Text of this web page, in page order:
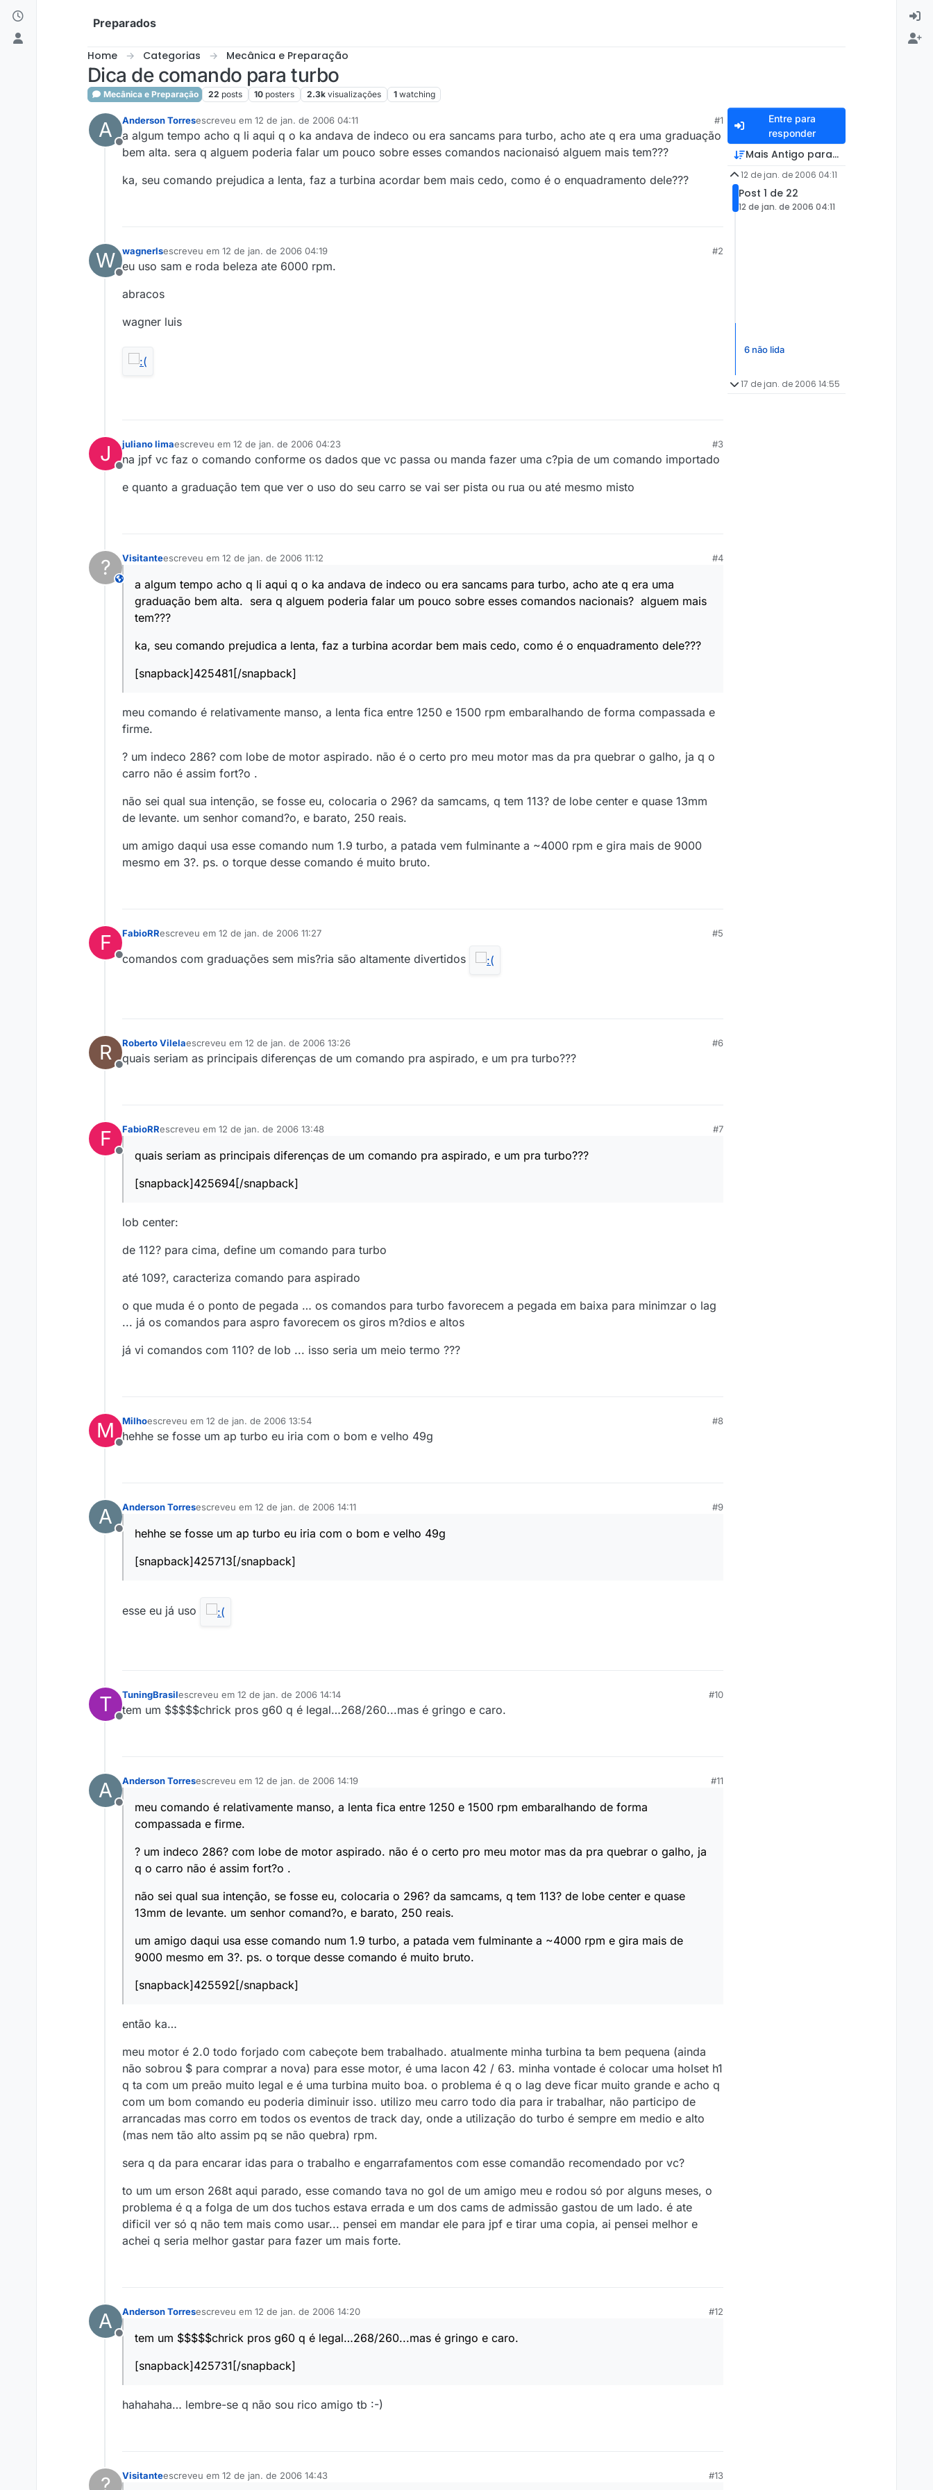
Skip to content
Preparados
Home Categorias Mecânica e Preparação
Dica de comando para turbo
Mecânica e Preparação 22 posts 10 posters 2.3k visualizações 1 watching
A
Offline
Anderson Torresescreveu em 12 de jan. de 2006 04:11
última edição por
#1
a algum tempo acho q li aqui q o ka andava de indeco ou era sancams para turbo, acho ate q era uma graduação
bem alta. sera q alguem poderia falar um pouco sobre esses comandos nacionaisó alguem mais tem???
ka, seu comando prejudica a lenta, faz a turbina acordar bem mais cedo, como é o enquadramento dele???
W
Offline
wagnerlsescreveu em 12 de jan. de 2006 04:19
última edição por
#2
eu uso sam e roda beleza ate 6000 rpm.
abracos
wagner luis
J
Offline
juliano limaescreveu em 12 de jan. de 2006 04:23
última edição por
#3
na jpf vc faz o comando conforme os dados que vc passa ou manda fazer uma c?pia de um comando importado
e quanto a graduação tem que ver o uso do seu carro se vai ser pista ou rua ou até mesmo misto
? This user is from outside of this forum
Visitanteescreveu em 12 de jan. de 2006 11:12
última edição por
#4
a algum tempo acho q li aqui q o ka andava de indeco ou era sancams para turbo, acho ate q era uma
graduação bem alta. sera q alguem poderia falar um pouco sobre esses comandos nacionais? alguem mais
tem???
ka, seu comando prejudica a lenta, faz a turbina acordar bem mais cedo, como é o enquadramento dele???
[snapback]425481[/snapback]
meu comando é relativamente manso, a lenta fica entre 1250 e 1500 rpm embaralhando de forma compassada e
firme.
? um indeco 286? com lobe de motor aspirado. não é o certo pro meu motor mas da pra quebrar o galho, ja q o
carro não é assim fort?o .
não sei qual sua intenção, se fosse eu, colocaria o 296? da samcams, q tem 113? de lobe center e quase 13mm
de levante. um senhor comand?o, e barato, 250 reais.
um amigo daqui usa esse comando num 1.9 turbo, a patada vem fulminante a ~4000 rpm e gira mais de 9000
mesmo em 3?. ps. o torque desse comando é muito bruto.
F
Offline
FabioRRescreveu em 12 de jan. de 2006 11:27
última edição por
#5
comandos com graduações sem mis?ria são altamente divertidos
R
Offline
Roberto Vilelaescreveu em 12 de jan. de 2006 13:26
última edição por
#6
quais seriam as principais diferenças de um comando pra aspirado, e um pra turbo???
F
Offline
FabioRRescreveu em 12 de jan. de 2006 13:48
última edição por
#7
quais seriam as principais diferenças de um comando pra aspirado, e um pra turbo???
[snapback]425694[/snapback]
lob center:
de 112? para cima, define um comando para turbo
até 109?, caracteriza comando para aspirado
o que muda é o ponto de pegada … os comandos para turbo favorecem a pegada em baixa para minimzar o lag
... já os comandos para aspro favorecem os giros m?dios e altos
já vi comandos com 110? de lob ... isso seria um meio termo ???
M
Offline
Milhoescreveu em 12 de jan. de 2006 13:54
última edição por
#8
hehhe se fosse um ap turbo eu iria com o bom e velho 49g
A
Offline
Anderson Torresescreveu em 12 de jan. de 2006 14:11
última edição por
#9
hehhe se fosse um ap turbo eu iria com o bom e velho 49g
[snapback]425713[/snapback]
esse eu já uso
T
Offline
TuningBrasilescreveu em 12 de jan. de 2006 14:14
última edição por
#10
tem um $$$$$chrick pros g60 q é legal…268/260...mas é gringo e caro.
A
Offline
Anderson Torresescreveu em 12 de jan. de 2006 14:19
última edição por
#11
meu comando é relativamente manso, a lenta fica entre 1250 e 1500 rpm embaralhando de forma
compassada e firme.
? um indeco 286? com lobe de motor aspirado. não é o certo pro meu motor mas da pra quebrar o galho, ja
q o carro não é assim fort?o .
não sei qual sua intenção, se fosse eu, colocaria o 296? da samcams, q tem 113? de lobe center e quase
13mm de levante. um senhor comand?o, e barato, 250 reais.
um amigo daqui usa esse comando num 1.9 turbo, a patada vem fulminante a ~4000 rpm e gira mais de
9000 mesmo em 3?. ps. o torque desse comando é muito bruto.
[snapback]425592[/snapback]
então ka…
meu motor é 2.0 todo forjado com cabeçote bem trabalhado. atualmente minha turbina ta bem pequena (ainda
não sobrou $ para comprar a nova) para esse motor, é uma lacon 42 / 63. minha vontade é colocar uma holset h1
q ta com um preão muito legal e é uma turbina muito boa. o problema é q o lag deve ficar muito grande e acho q
com um bom comando eu poderia diminuir isso. utilizo meu carro todo dia para ir trabalhar, não participo de
arrancadas mas corro em todos os eventos de track day, onde a utilização do turbo é sempre em medio e alto
(mas nem tão alto assim pq se não quebra) rpm.
sera q da para encarar idas para o trabalho e engarrafamentos com esse comandão recomendado por vc?
to um um erson 268t aqui parado, esse comando tava no gol de um amigo meu e rodou só por alguns meses, o
problema é q a folga de um dos tuchos estava errada e um dos cams de admissão gastou de um lado. é ate
dificil ver só q não tem mais como usar... pensei em mandar ele para jpf e tirar uma copia, ai pensei melhor e
achei q seria melhor gastar para fazer um mais forte.
A
Offline
Anderson Torresescreveu em 12 de jan. de 2006 14:20
última edição por
#12
tem um $$$$$chrick pros g60 q é legal…268/260...mas é gringo e caro.
[snapback]425731[/snapback]
hahahaha… lembre-se q não sou rico amigo tb :-)
? Visitanteescreveu em 12 de jan. de 2006 14:43
última edição por
#13
Entre para
responder
Mais Antigo para Mais Recente
12 de jan. de 2006 04:11
Post 1 de 22
12 de jan. de 2006 04:11
6 não lida
17 de jan. de 2006 14:55